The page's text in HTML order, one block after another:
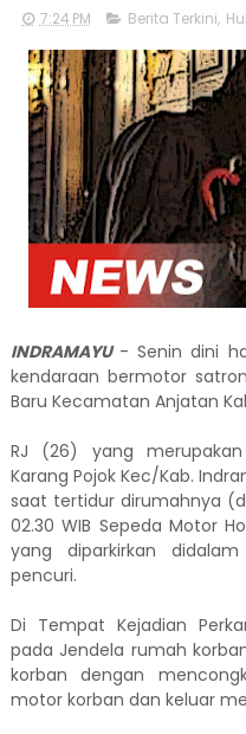
7:24 PM Berita Terkini,
INDRAMAYU - Senin dini
kendaraan bermotor
Baru Kecamatan Anjatan
RJ (26) yang
Karang Pojok Kec/Kab.
saat tertidur dirumahnya
02.30 WIB Sepeda Motor
yang diparkirkan
pencuri.
Di Tempat Kejadian
pada Jendela rumah
korban dengan
motor korban dan keluar